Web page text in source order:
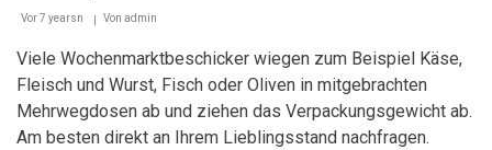
Vor 7 yearsn Von admin
Viele Wochenmarktbeschicker wiegen zum Beispiel Käse,
Fleisch und Wurst, Fisch oder Oliven in mitgebrachten
Mehrwegdosen ab und ziehen das Verpackungsgewicht ab.
Am besten direkt an Ihrem Lieblingsstand nachfragen.